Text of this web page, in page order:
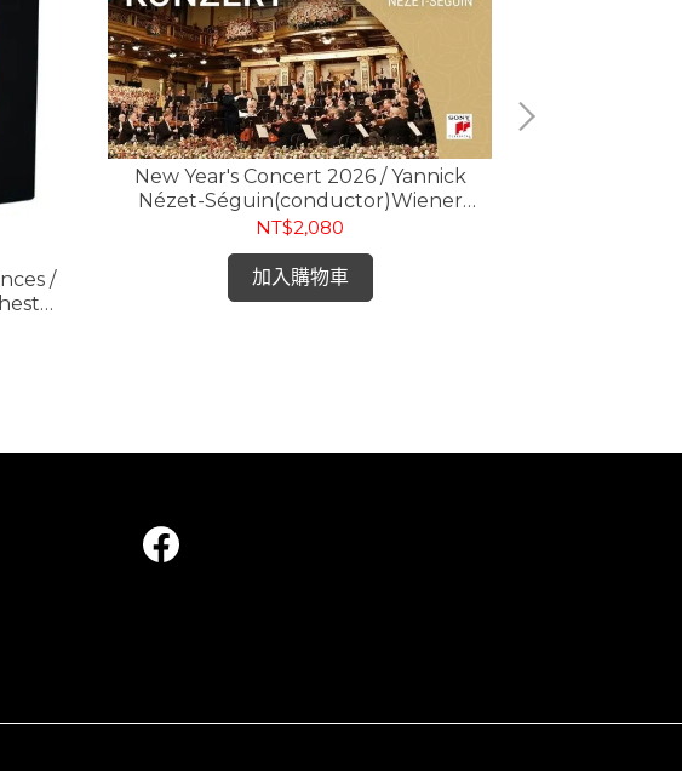
/
皇家
New Year's Concert 2026 / Yannick
Nézet-Séguin(conductor)Wiener
Philharmoniker , 2026 維也納新年音樂會
/ 亞尼克涅澤賽金指揮維也納愛樂 (3LP)
NT$2,080
加入購物車